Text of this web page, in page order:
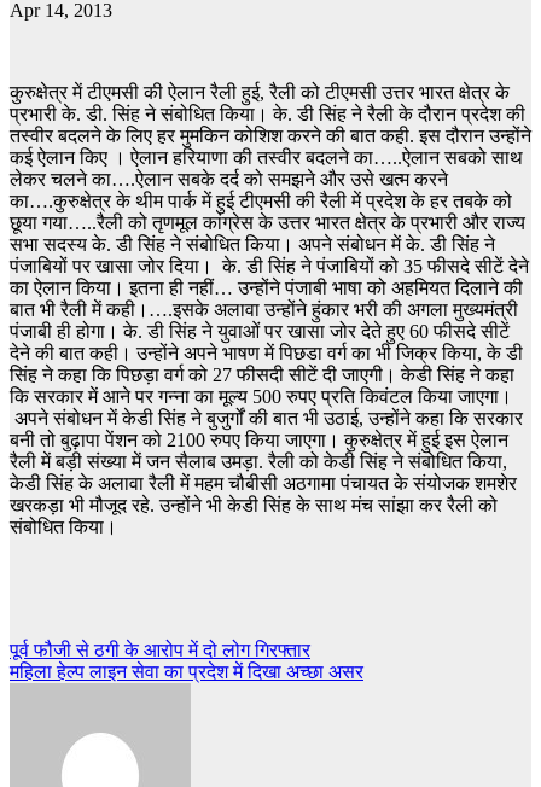
Apr 14, 2013
कुरुक्षेत्र में टीएमसी की ऐलान रैली हुई, रैली को टीएमसी उत्तर भारत क्षेत्र के
प्रभारी के. डी. सिंह ने संबोधित किया। के. डी सिंह ने रैली के दौरान प्रदेश की
तस्वीर बदलने के लिए हर मुमकिन कोशिश करने की बात कही. इस दौरान उन्होंने
कई ऐलान किए । ऐलान हरियाणा की तस्वीर बदलने का…..ऐलान सबको साथ
लेकर चलने का….ऐलान सबके दर्द को समझने और उसे खत्म करने
का….कुरुक्षेत्र के थीम पार्क में हुई टीएमसी की रैली में प्रदेश के हर तबके को
छूया गया…..रैली को तृणमूल कांग्रेस के उत्तर भारत क्षेत्र के प्रभारी और राज्य
सभा सदस्य के. डी सिंह ने संबोधित किया। अपने संबोधन में के. डी सिंह ने
पंजाबियों पर खासा जोर दिया। के. डी सिंह ने पंजाबियों को 35 फीसदे सीटें देने
का ऐलान किया। इतना ही नहीं… उन्होंने पंजाबी भाषा को अहमियत दिलाने की
बात भी रैली में कही।….इसके अलावा उन्होंने हुंकार भरी की अगला मुख्यमंत्री
पंजाबी ही होगा। के. डी सिंह ने युवाओं पर खासा जोर देते हुए 60 फीसदे सीटें
देने की बात कही। उन्होंने अपने भाषण में पिछडा वर्ग का भी जिक्र किया, के डी
सिंह ने कहा कि पिछड़ा वर्ग को 27 फीसदी सीटें दी जाएगी। केडी सिंह ने कहा
कि सरकार में आने पर गन्ना का मूल्य 500 रुपए प्रति किवंटल किया जाएगा।
अपने संबोधन में केडी सिंह ने बुजुर्गों की बात भी उठाई, उन्होंने कहा कि सरकार
बनी तो बुढ़ापा पेंशन को 2100 रुपए किया जाएगा। कुरुक्षेत्र में हुई इस ऐलान
रैली में बड़ी संख्या में जन सैलाब उमड़ा. रैली को केडी सिंह ने संबोधित किया,
केडी सिंह के अलावा रैली में महम चौबीसी अठगामा पंचायत के संयोजक शमशेर
खरकड़ा भी मौजूद रहे. उन्होंने भी केडी सिंह के साथ मंच सांझा कर रैली को
संबोधित किया।
Post
navigation
पूर्व फौजी से ठगी के आरोप में दो लोग गिरफ्तार
महिला हेल्प लाइन सेवा का प्रदेश में दिखा अच्छा असर